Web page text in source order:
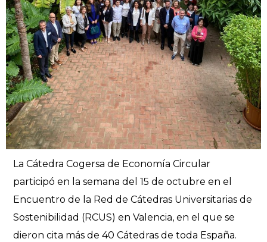
La Cátedra Cogersa de Economía Circular
participó en la semana del 15 de octubre en el
Encuentro de la Red de Cátedras Universitarias de
Sostenibilidad (RCUS) en Valencia, en el que se
dieron cita más de 40 Cátedras de toda España.